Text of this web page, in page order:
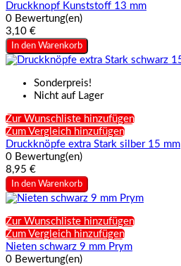
Druckknopf Kunststoff 13 mm
0 Bewertung(en)
3,10 €
In den Warenkorb
Sonderpreis!
Nicht auf Lager
Zur Wunschliste hinzufügen
Zum Vergleich hinzufügen
Druckknöpfe extra Stark silber 15 mm
0 Bewertung(en)
8,95 €
In den Warenkorb
Zur Wunschliste hinzufügen
Zum Vergleich hinzufügen
Nieten schwarz 9 mm Prym
0 Bewertung(en)